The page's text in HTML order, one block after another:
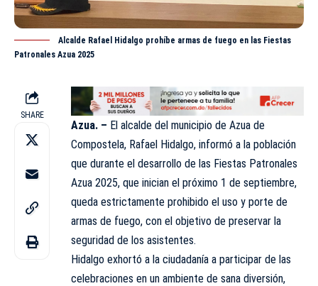
Alcalde Rafael Hidalgo prohíbe armas de fuego en las Fiestas
Patronales Azua 2025
SHARE
Azua. – El alcalde del municipio de Azua de
Compostela, Rafael Hidalgo, informó a la población
que durante el desarrollo de las Fiestas Patronales
Azua 2025, que inician el próximo 1 de septiembre,
queda estrictamente prohibido el uso y porte de
armas de fuego, con el objetivo de preservar la
seguridad de los asistentes.
Hidalgo exhortó a la ciudadanía a participar de las
celebraciones en un ambiente de sana diversión,